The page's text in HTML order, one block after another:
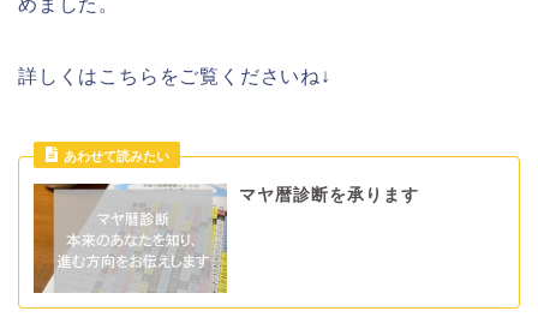
めました。
詳しくはこちらをご覧くださいね↓
マヤ暦診断を承ります